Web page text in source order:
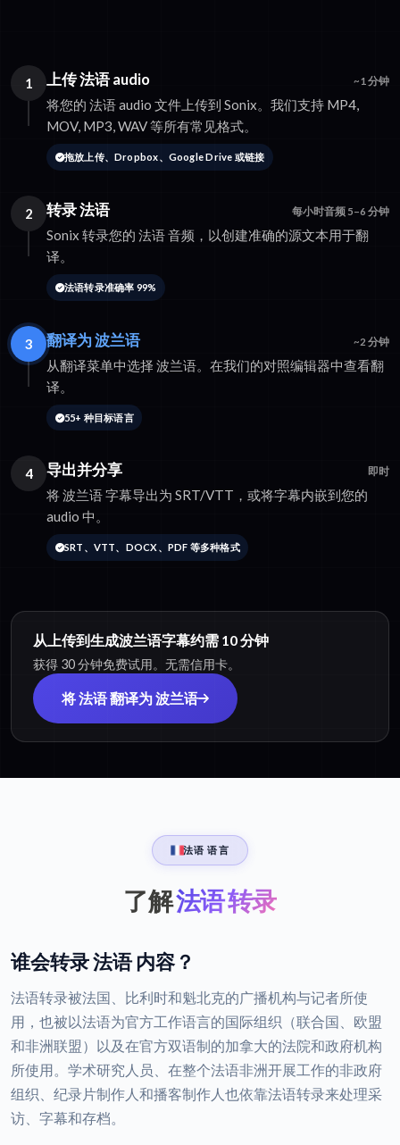
1 上传 法语 audio ~1 分钟
将您的 法语 audio 文件上传到 Sonix。我们支持 MP4,
MOV, MP3, WAV 等所有常见格式。
拖放上传、Dropbox、Google Drive 或链接
2 转录 法语 每小时音频 5–6 分钟
Sonix 转录您的 法语 音频，以创建准确的源文本用于翻
译。
法语转录准确率 99%
3 翻译为 波兰语 ~2 分钟
从翻译菜单中选择 波兰语。在我们的对照编辑器中查看翻
译。
55+ 种目标语言
4 导出并分享 即时
将 波兰语 字幕导出为 SRT/VTT，或将字幕内嵌到您的
audio 中。
SRT、VTT、DOCX、PDF 等多种格式
从上传到生成波兰语字幕约需 10 分钟
获得 30 分钟免费试用。无需信用卡。
将 法语 翻译为 波兰语
法语 语言
了解法语 转录
谁会转录 法语 内容？
法语转录被法国、比利时和魁北克的广播机构与记者所使
用，也被以法语为官方工作语言的国际组织（联合国、欧盟
和非洲联盟）以及在官方双语制的加拿大的法院和政府机构
所使用。学术研究人员、在整个法语非洲开展工作的非政府
组织、纪录片制作人和播客制作人也依靠法语转录来处理采
访、字幕和存档。